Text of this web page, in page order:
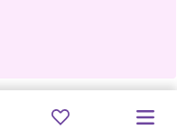
в главном
стилизации, где
из
WORLD:
HOME:
TOCA